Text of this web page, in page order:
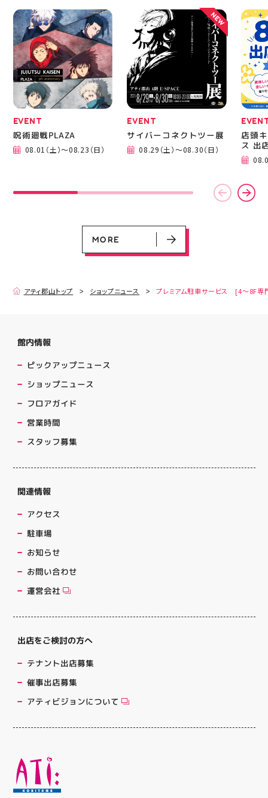
EVENT
呪術廻戦PLAZA
EVENT
サイバーコネクトツー展
EVENT
店頭キッチンカースペース 出店カ
EVENT
お祭りBBQビアガーデン 屋上で好
CAMPAIGN
ヨドバシカメラ 平日限定1時間駐
CAMPAIGN
プレミアム駐車サービス [4～8F
ます️ スポーツナビゲー
ター一同当お待ちしてお
ります✧⁠◝⁠(⁠⁰⁠▿⁠⁰⁠)⁠◜⁠✧ #ゼビ
オ #アティ郡山
ジュ 気になる方はDMま
たは店頭でお気軽にお問
い合わせください 写真
を横にスワイプして、完
成までの様子も見てね #
ピアネージュ #ミシン教
室 #ソーイング教室 #ミ
シン初心者 #ハンドメイ
ド 手作り 洋裁 ソーイン
グ 郡山市 郡山 福島県
手作りのある暮らし
EVENT
呪術廻戦PLAZA
08.01（土）～08.23（日）
EVENT
サイバーコネクトツー展
08.29（土）～08.30（日）
NEW
店頭
ス 出
MORE
アティ郡山トップ ショップニュース プレミアム駐車サービス [4～8F専
館内情報
ピックアップニュース
ショップニュース
フロアガイド
営業時間
スタッフ募集
関連情報
アクセス
駐車場
お知らせ
お問い合わせ
運営会社
出店をご検討の方へ
テナント出店募集
催事出店募集
アティビジョンについて